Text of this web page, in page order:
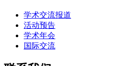
学术交流报道
活动预告
学术年会
国际交流